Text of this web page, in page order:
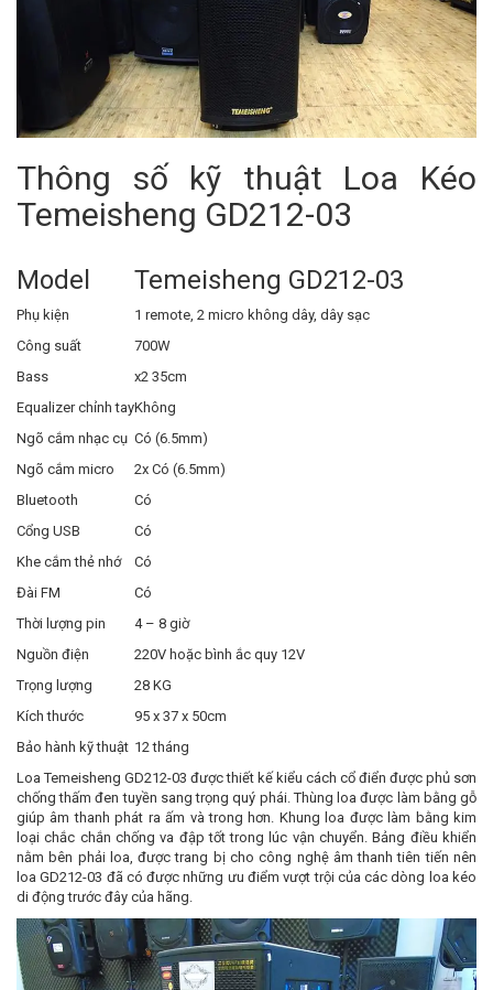
Thông số kỹ thuật Loa Kéo
Temeisheng GD212-03
Model Temeisheng GD212-03
Phụ kiện
1 remote, 2 micro không dây, dây sạc
Công suất
700W
Bass
x2 35cm
Equalizer chỉnh tayKhông
Ngõ cắm nhạc cụ Có (6.5mm)
Ngõ cắm micro
2x Có (6.5mm)
Bluetooth
Có
Cổng USB
Có
Khe cắm thẻ nhớ
Có
Đài FM
Có
Thời lượng pin
4 – 8 giờ
Nguồn điện
220V hoặc bình ắc quy 12V
Trọng lượng
28 KG
Kích thước
95 x 37 x 50cm
Bảo hành kỹ thuật 12 tháng
Loa Temeisheng GD212-03 được thiết kế kiểu cách cổ điển được phủ sơn
chống thấm đen tuyền sang trọng quý phái. Thùng loa được làm bằng gỗ
giúp âm thanh phát ra ấm và trong hơn. Khung loa được làm bằng kim
loại chắc chắn chống va đập tốt trong lúc vận chuyển. Bảng điều khiển
nằm bên phải loa, được trang bị cho công nghệ âm thanh tiên tiến nên
loa GD212-03 đã có được những ưu điểm vượt trội của các dòng loa kéo
di động trước đây của hãng.